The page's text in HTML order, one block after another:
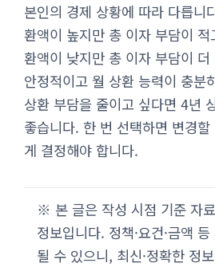
본인의 경제 상황에 따라 다릅니
환액이 높지만 총 이자 부담이
환액이 낮지만 총 이자 부담이
안정적이고 월 상환 능력이 충분
상환 부담을 줄이고 싶다면 4년
좋습니다. 한 번 선택하면 변경
게 결정해야 합니다.
※ 본 글은 작성 시점 기준 자
정보입니다. 정책·요건·금액
될 수 있으니, 최신·정확한 정